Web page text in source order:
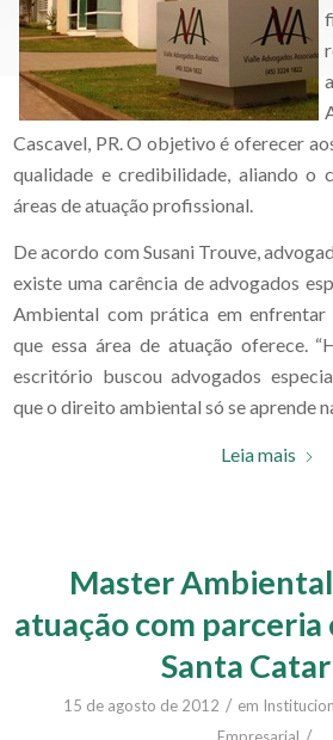
Cascavel, PR. O objetivo é oferecer
qualidade e credibilidade, aliando o
áreas de atuação profissional.
De acordo com Susani Trouve,
existe uma carência de advogados
Ambiental com prática em enfrentar
que essa área de atuação oferece.
escritório buscou advogados
que o direito ambiental só se aprende
Leia mais
Master
atuação com parceria
Santa
15 de agosto de 2012 / em
Empresarial /